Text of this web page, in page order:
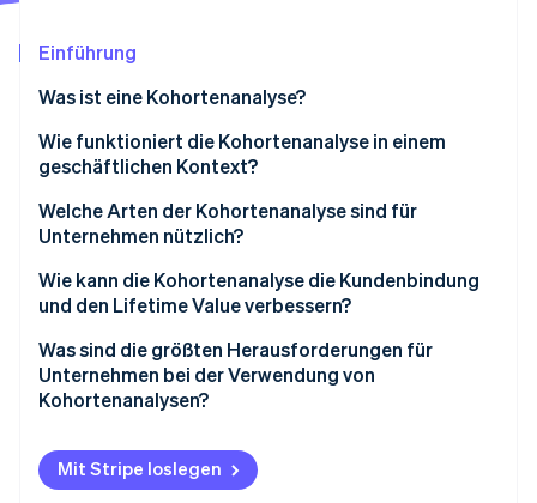
Atlas
Start-up-Gründung
Climate
Identity
Erfahren Sie, wie Stripe Lösungen für die
Jetzt ansehen
Stripe App-Marktplatz
Einführung
Was ist eine Kohortenanalyse?
Wie funktioniert die Kohortenanalyse in einem
geschäftlichen Kontext?
Wie die Daten der Kohortenanalyse strukturiert sind
Welche Arten der Kohortenanalyse sind für
Unternehmen nützlich?
Akquisitionskohorten
Prädiktive Kohorten
Wie kann die Kohortenanalyse die Kundenbindung
und den Lifetime Value verbessern?
Abwanderungsfaktoren erkennen
Finden Sie heraus, was funktioniert
Messen Sie die Auswirkungen von Änderungen
Was sind die größten Herausforderungen für
Unternehmen bei der Verwendung von
Kohortenanalysen?
Unordentliche oder unvollständige Daten
Tools, die nicht Ihren Bedürfnissen entsprechen
Mit Stripe loslegen